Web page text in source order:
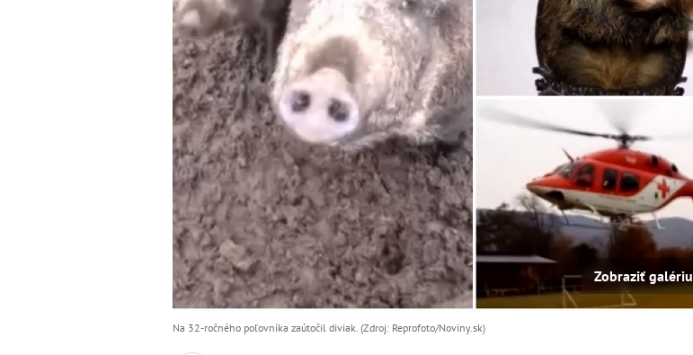
Zobraziť galériu
Na 32-ročného poľovníka zaútočil diviak. (Zdroj: Reprofoto/Noviny.sk)